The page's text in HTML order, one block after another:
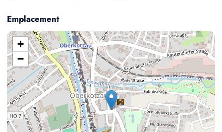
Emplacement
+
−